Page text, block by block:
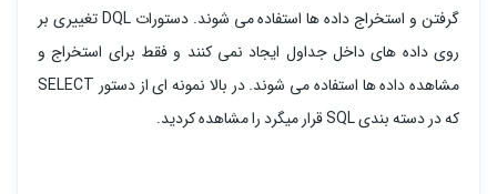
گرفتن و استخراج داده ها استفاده می شوند. دستورات DQL تغییری بر
روی داده های داخل جداول ایجاد نمی کنند و فقط برای استخراج و
مشاهده داده ها استفاده می شوند. در بالا نمونه ای از دستور SELECT
که در دسته بندی SQL قرار میگرد را مشاهده کردید.